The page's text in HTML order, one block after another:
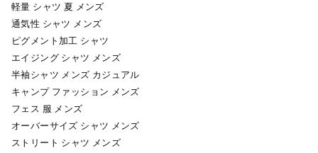
軽量 シャツ 夏 メンズ
通気性 シャツ メンズ
ピグメント加工 シャツ
エイジング シャツ メンズ
半袖シャツ メンズ カジュアル
キャンプ ファッション メンズ
フェス 服 メンズ
オーバーサイズ シャツ メンズ
ストリート シャツ メンズ